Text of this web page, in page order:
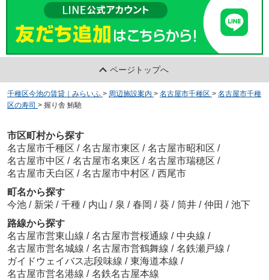
ページトップへ
千種区今池の賃貸｜みらいふ > 周辺施設案内 > 名古屋市千種区 > 名古屋市千種
区の寿司 > 握り舎 鮪馳
市区町村から探す
名古屋市千種区 / 名古屋市東区 / 名古屋市昭和区 /
名古屋市中区 / 名古屋市名東区 / 名古屋市瑞穂区 /
名古屋市天白区 / 名古屋市中村区 / 西尾市
町名から探す
今池 / 新栄 / 千種 / 内山 / 泉 / 春岡 / 葵 / 筒井 / 仲田 / 池下
路線から探す
名古屋市営東山線 / 名古屋市営桜通線 / 中央線 /
名古屋市営名城線 / 名古屋市営鶴舞線 / 名鉄瀬戸線 /
ガイドウェイバス志段味線 / 東海道本線 /
名古屋市営名港線 / 名鉄名古屋本線